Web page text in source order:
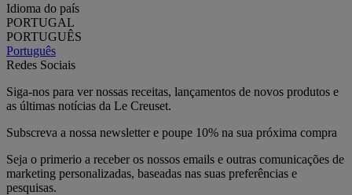
Idioma do país
PORTUGAL
PORTUGUÊS
Português
Redes Sociais
Siga-nos para ver nossas receitas, lançamentos de novos produtos e
as últimas notícias da Le Creuset.
Subscreva a nossa newsletter e poupe 10% na sua próxima compra
Seja o primerio a receber os nossos emails e outras comunicações de
marketing personalizadas, baseadas nas suas preferências e
pesquisas.